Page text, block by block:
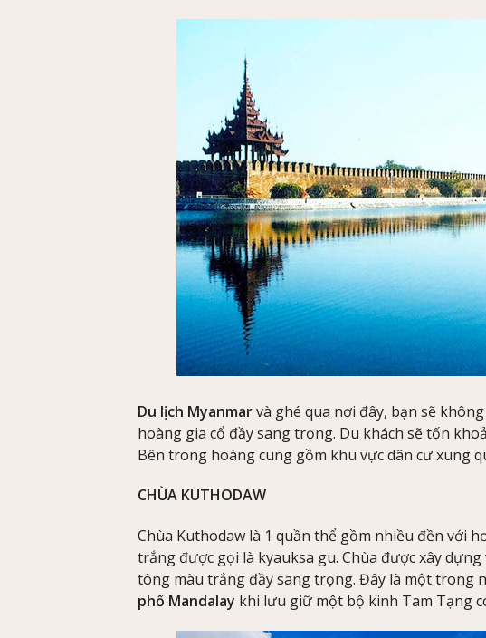
Du lịch Myanmarvà ghé qua nơi đây, bạn sẽ
hoàng gia cổ đầy sang trọng. Du khách sẽ tốn
Bên trong hoàng cung gồm khu vực dân cư xung
CHÙA KUTHODAW
Chùa Kuthodaw là 1 quần thể gồm nhiều đền với
trắng được gọi là kyauksa gu. Chùa được xây
tông màu trắng đầy sang trọng. Đây là một trong
phố Mandalay khi lưu giữ một bộ kinh Tam Tạng